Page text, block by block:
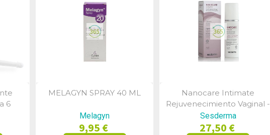
6
Vista Rápida
MELAGYN SPRAY 40 ML
Melagyn
9,95 €
Vista Rápida
Nanocare Intimate
Rejuvenecimiento Vaginal -
(Sin Perfume 30 Ml)
Sesderma
27,50 €